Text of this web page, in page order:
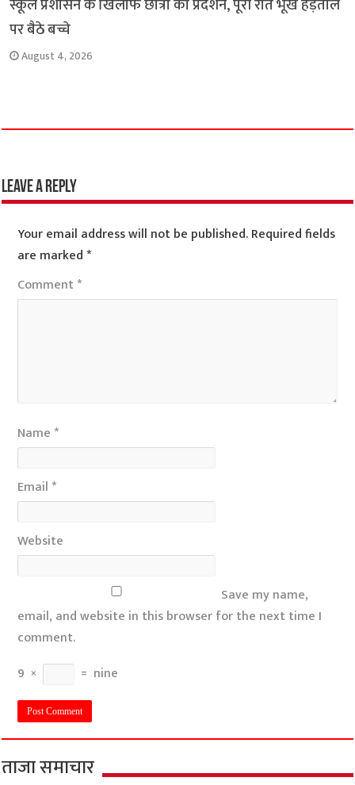
स्कूल प्रशासन के खिलाफ छात्रों का प्रदर्शन, पूरी रात भूख हड़ताल
पर बैठे बच्चे
August 4, 2026
Leave a Reply
Your email address will not be published.Required fields
are marked*
Comment*
Name *
Email *
Website
Save my name,
email, and website in this browser for the next time I
comment.
9 × = nine
ताजा समाचार